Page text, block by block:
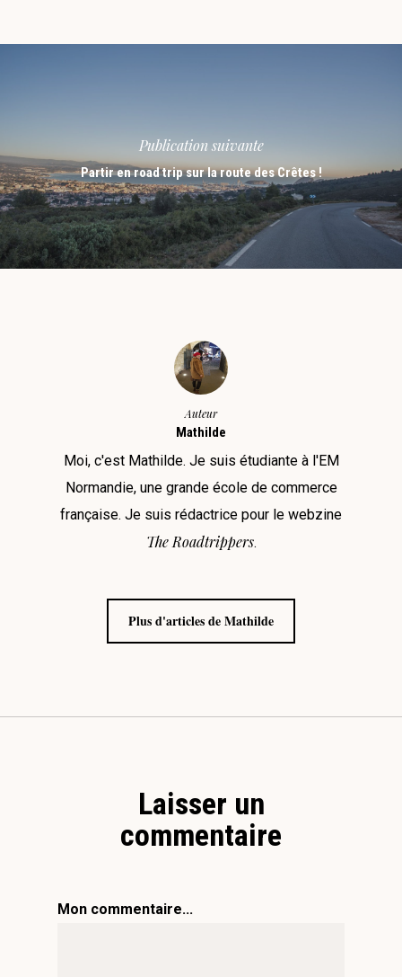
Publication suivante
Partir en road trip sur la route des Crêtes !
Auteur
Mathilde
Moi, c'est Mathilde. Je suis étudiante à l'EM
Normandie, une grande école de commerce
française. Je suis rédactrice pour le webzine
The Roadtrippers.
Plus d'articles de Mathilde
Laisser un
commentaire
Mon commentaire...